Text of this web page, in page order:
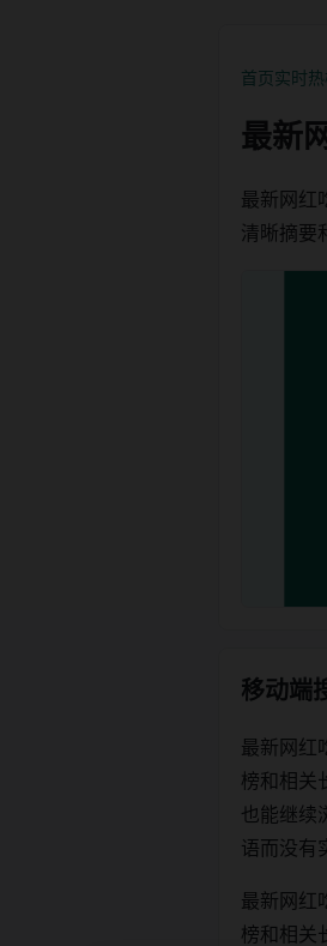
首页实时
最新
最新网红
清晰摘要
移动端
最新网红
榜和相关
也能继续
语而没有
最新网红
榜和相关